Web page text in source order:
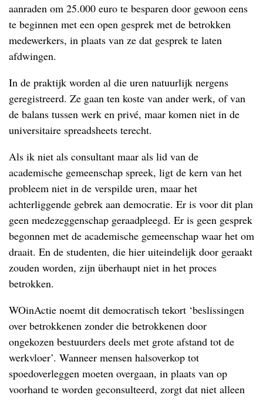
aanraden om 25.000 euro te besparen door gewoon eens
te beginnen met een open gesprek met de betrokken
medewerkers, in plaats van ze dat gesprek te laten
afdwingen.
In de praktijk worden al die uren natuurlijk nergens
geregistreerd. Ze gaan ten koste van ander werk, of van
de balans tussen werk en privé, maar komen niet in de
universitaire spreadsheets terecht.
Als ik niet als consultant maar als lid van de
academische gemeenschap spreek, ligt de kern van het
probleem niet in de verspilde uren, maar het
achterliggende gebrek aan democratie. Er is voor dit plan
geen medezeggenschap geraadpleegd. Er is geen gesprek
begonnen met de academische gemeenschap waar het om
draait. En de studenten, die hier uiteindelijk door geraakt
zouden worden, zijn überhaupt niet in het proces
betrokken.
WOinActie noemt dit democratisch tekort ‘beslissingen
over betrokkenen zonder die betrokkenen door
ongekozen bestuurders deels met grote afstand tot de
werkvloer’. Wanneer mensen halsoverkop tot
spoedoverleggen moeten overgaan, in plaats van op
voorhand te worden geconsulteerd, zorgt dat niet alleen